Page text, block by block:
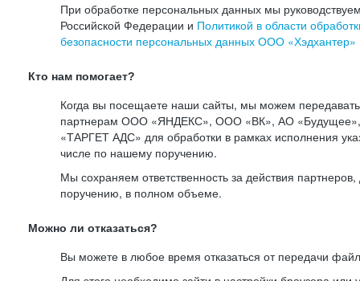
При обработке персональных данных мы
Российской Федерации и Политикой в области
безопасности персональных данных ООО «Хэдхантер»
Кто нам помогает?
Когда вы посещаете наши сайты, мы можем
партнерам ООО «ЯНДЕКС», ООО «ВК», АО
«ТАРГЕТ АДС» для обработки в рамках исполнения
числе по нашему поручению.
Мы сохраняем ответственность за действия
поручению, в полном объеме.
Можно ли отказаться?
Вы можете в любое время отказаться от передачи